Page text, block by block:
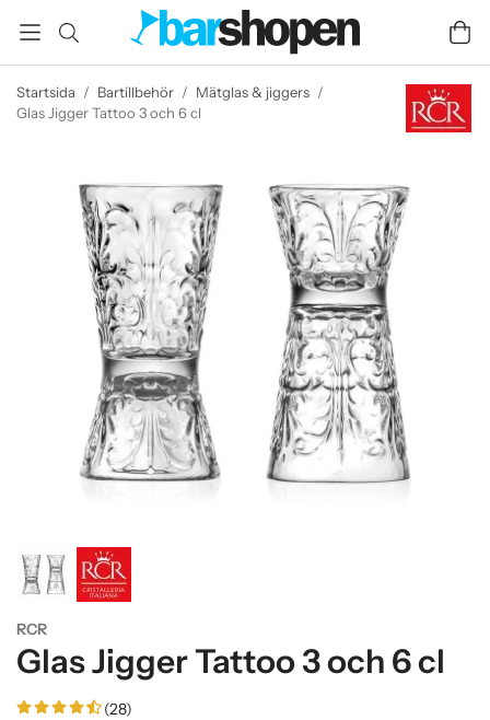
Startsida / Bartillbehör / Mätglas & jiggers /
Glas Jigger Tattoo 3 och 6 cl
RCR
Glas Jigger Tattoo 3 och 6 cl
(28)